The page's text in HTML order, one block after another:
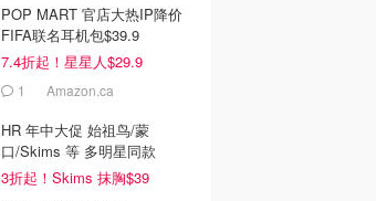
POP MART 官店大热IP降价
FIFA联名耳机包$39.9
7.4折起！星星人$29.9
1 Amazon.ca
HR 年中大促 始祖鸟/蒙
口/Skims 等 多明星同款
3折起！Skims 抹胸$39